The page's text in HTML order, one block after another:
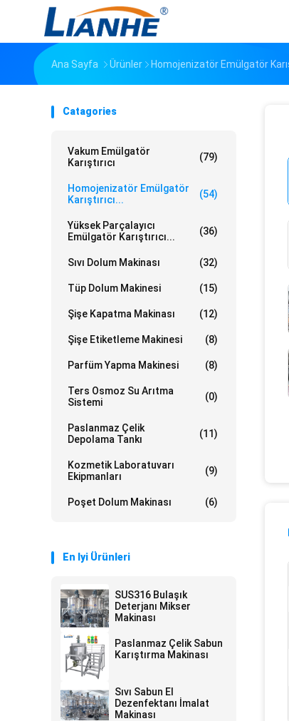
Ana Sayfa Ürünler Homojenizatör Emülgatör
Catagories
Vakum Emülgatör
Karıştırıcı
(79)
Homojenizatör Emülgatör
Karıştırıcı...
(54)
Yüksek Parçalayıcı
Emülgatör Karıştırıcı...
(36)
Sıvı Dolum Makinası (32)
Tüp Dolum Makinesi (15)
Şişe Kapatma Makinası (12)
Şişe Etiketleme Makinesi (8)
Parfüm Yapma Makinesi (8)
Ters Osmoz Su Arıtma
Sistemi
(0)
Paslanmaz Çelik
Depolama Tankı
(11)
Kozmetik Laboratuvarı
Ekipmanları
(9)
Poşet Dolum Makinası (6)
En Iyi Ürünleri
SUS316 Bulaşık
Deterjanı Mikser
Makinası
Paslanmaz Çelik Sabun
Karıştırma Makinası
Sıvı Sabun El
Dezenfektanı İmalat
Makinası